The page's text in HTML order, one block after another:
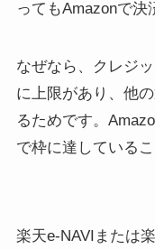
ってもAmazonで決
なぜなら、クレジ
に上限があり、他
るためです。
で枠に達しているこ
楽天e-NAVIまたは